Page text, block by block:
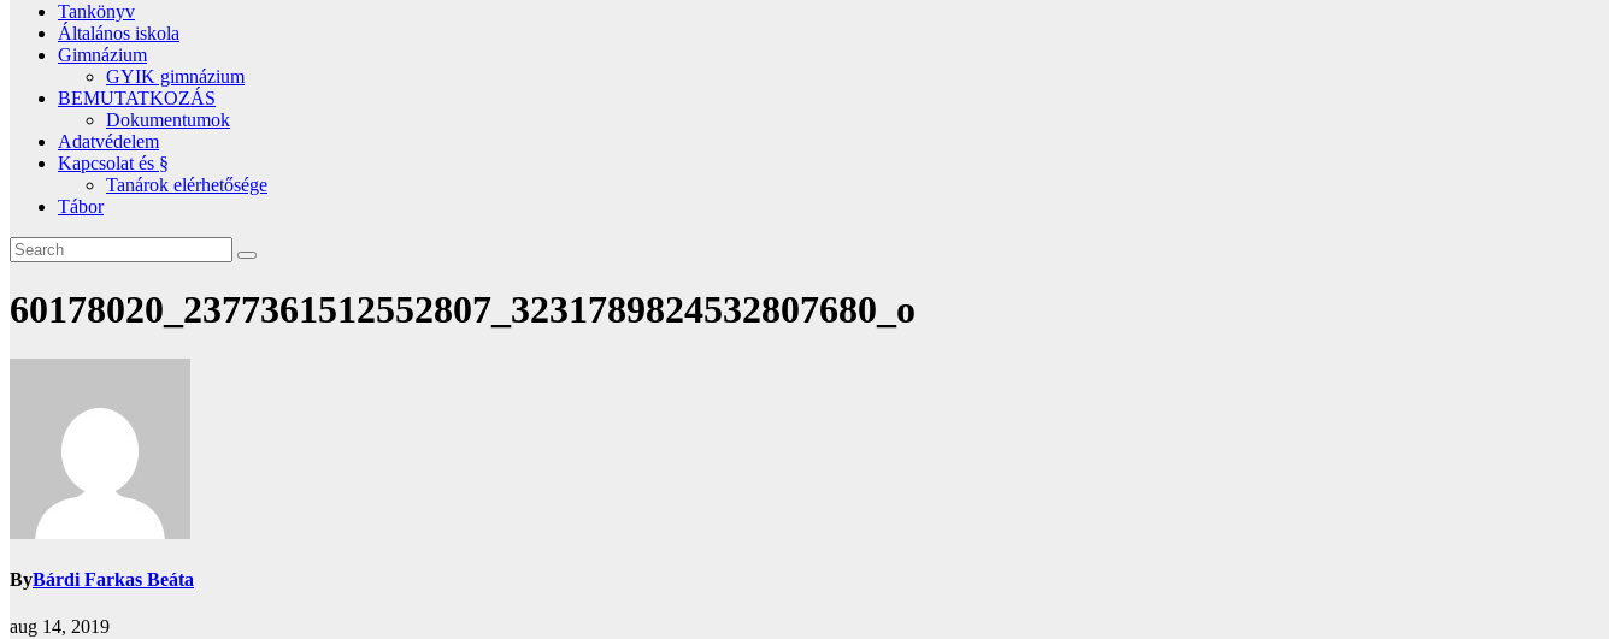
Tankönyv
Általános iskola
Gimnázium
GYIK gimnázium
BEMUTATKOZÁS
Dokumentumok
Adatvédelem
Kapcsolat és §
Tanárok elérhetősége
Tábor
60178020_2377361512552807_3231789824532807680_o
ByBárdi Farkas Beáta
aug 14, 2019